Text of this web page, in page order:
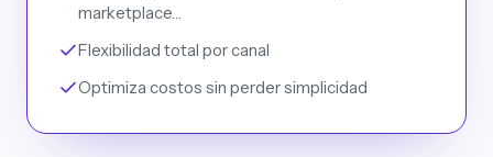
marketplace…
Flexibilidad total por canal
Optimiza costos sin perder simplicidad